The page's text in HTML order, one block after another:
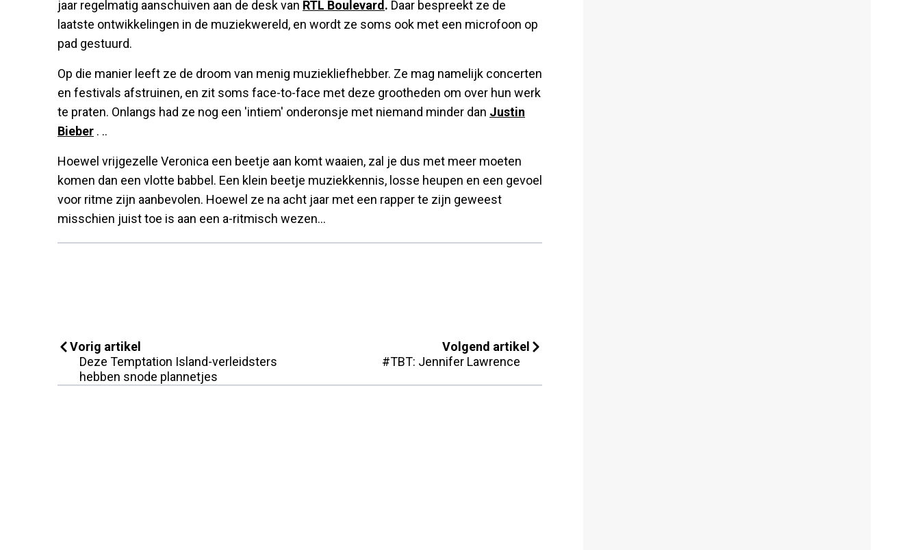
jaar regelmatig aanschuiven aan de desk van RTL Boulevard . Daar bespreekt ze de
laatste ontwikkelingen in de muziekwereld, en wordt ze soms ook met een microfoon op
pad gestuurd.
Op die manier leeft ze de droom van menig muziekliefhebber. Ze mag namelijk concerten
en festivals afstruinen, en zit soms face-to-face met deze grootheden om over hun werk
te praten. Onlangs had ze nog een 'intiem' onderonsje met niemand minder dan Justin
Bieber . ..
Hoewel vrijgezelle Veronica een beetje aan komt waaien, zal je dus met meer moeten
komen dan een vlotte babbel. Een klein beetje muziekkennis, losse heupen en een gevoel
voor ritme zijn aanbevolen. Hoewel ze na acht jaar met een rapper te zijn geweest
misschien juist toe is aan een a-ritmisch wezen...
Vorig artikel
Deze Temptation Island-verleidsters
hebben snode plannetjes
Volgend artikel
#TBT: Jennifer Lawrence